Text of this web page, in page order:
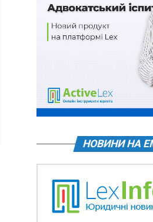
НОВИНИ НА